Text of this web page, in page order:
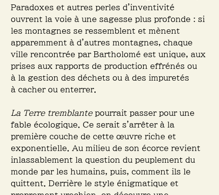
Paradoxes et autres perles d’inventivité
ouvrent la voie à une sagesse plus profonde : si
les montagnes se ressemblent et mènent
apparemment à d’autres montagnes, chaque
ville rencontrée par Bartholomé est unique, aux
prises aux rapports de production effrénés ou
à la gestion des déchets ou à des impuretés
à cacher ou enterrer.
La Terre tremblantepourrait passer pour une
fable écologique. Ce serait s’arrêter à la
première couche de cette œuvre riche et
exponentielle. Au milieu de son écorce revient
inlassablement la question du peuplement du
monde par les humains, puis, comment ils le
quittent. Derrière le style énigmatique et